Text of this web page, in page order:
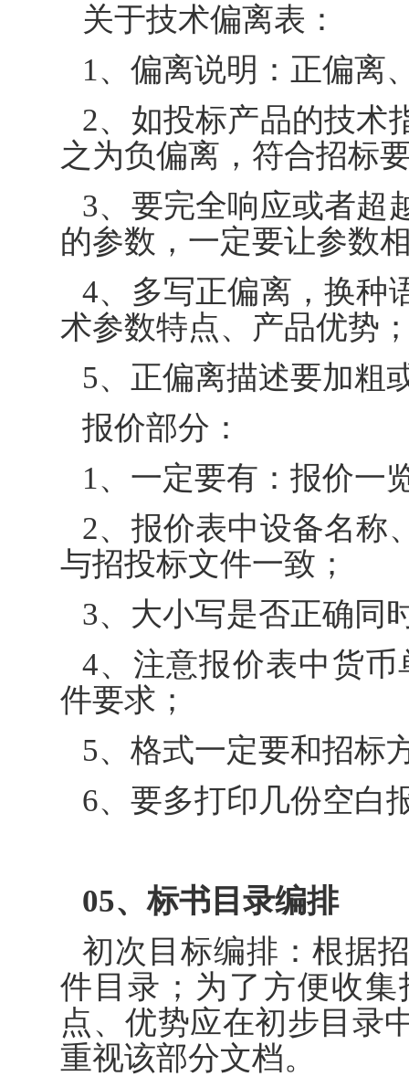
关于技术偏离表：
1、偏离说明：正偏离
2、如投标产品的技术
之为负偏离，符合招标
3、要完全响应或者超
的参数，一定要让参数
4、多写正偏离，换种
术参数特点、产品优势
5、正偏离描述要加
报价部分：
1、一定要有：报价一
2、报价表中设备名称
与招投标文件一致；
3、大小写是否正确同
4、注意报价表中货
件要求；
5、格式一定要和招标
6、要多打印几份空白
05、标书目录编排
初次目标编排：根据
件目录；为了方便收
点、优势应在初步目录
重视该部分文档。